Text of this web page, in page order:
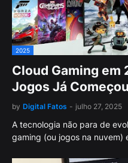
2025
Cloud Gaming em
Jogos Já Começou
by Digital Fatos - julho 27, 2025
A tecnologia não para de
gaming (ou jogos na nuvem)